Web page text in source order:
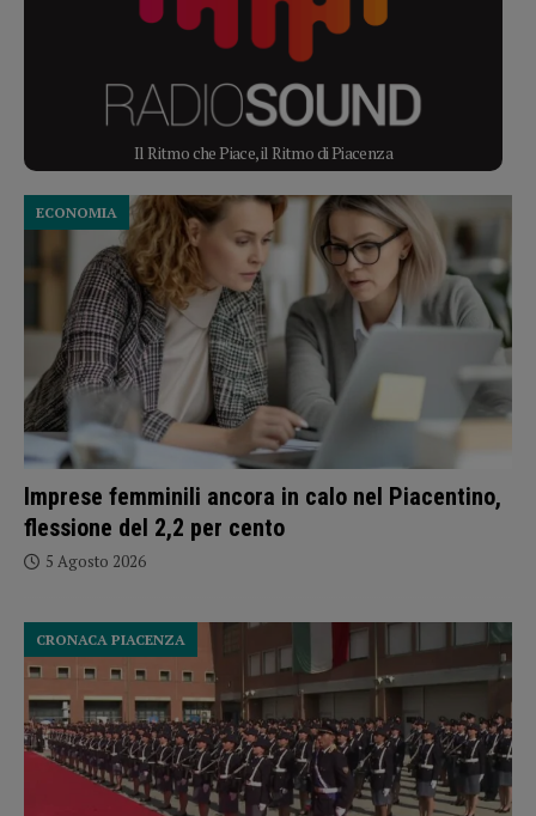
Il Ritmo che Piace, il Ritmo di Piacenza
Imprese femminili ancora in calo nel Piacentino,
flessione del 2,2 per cento
ECONOMIA
5 Agosto 2026
CRONACA PIACENZA